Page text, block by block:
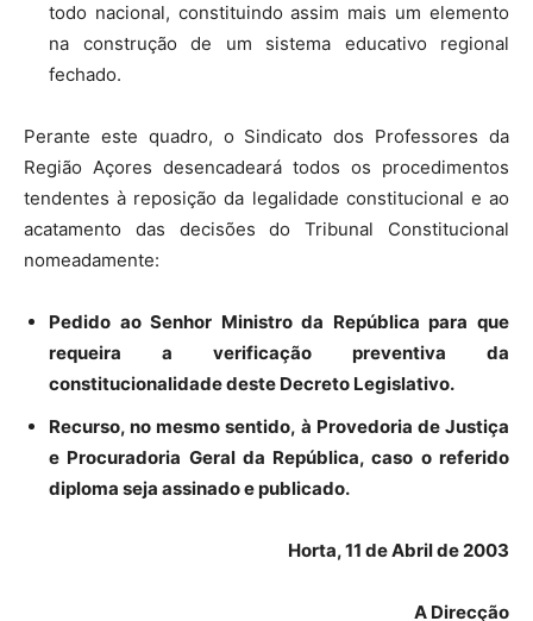
todo nacional, constituindo assim mais um elemento
na construção de um sistema educativo regional
fechado.
Perante este quadro, o Sindicato dos Professores da
Região Açores desencadeará todos os procedimentos
tendentes à reposição da legalidade constitucional e ao
acatamento das decisões do Tribunal Constitucional
nomeadamente:
Pedido ao Senhor Ministro da República para que
requeira a verificação preventiva da
constitucionalidade deste Decreto Legislativo.
Recurso, no mesmo sentido, à Provedoria de Justiça
e Procuradoria Geral da República, caso o referido
diploma seja assinado e publicado.
Horta, 11 de Abril de 2003
A Direcção